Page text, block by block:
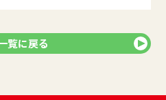
覧に戻る